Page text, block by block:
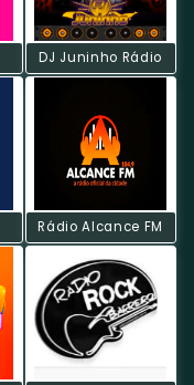
DJ Juninho Rádio
Rádio Alcance FM